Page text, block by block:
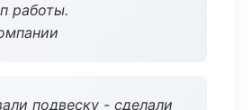
работы.
подвеску - сделали